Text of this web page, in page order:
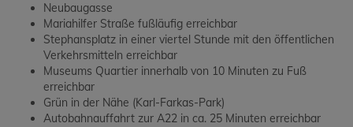
Neubaugasse
Mariahilfer Straße fußläufig erreichbar
Stephansplatz in einer viertel Stunde mit den öffentlichen
Verkehrsmitteln erreichbar
Museums Quartier innerhalb von 10 Minuten zu Fuß
erreichbar
Grün in der Nähe (Karl-Farkas-Park)
Autobahnauffahrt zur A22 in ca. 25 Minuten erreichbar